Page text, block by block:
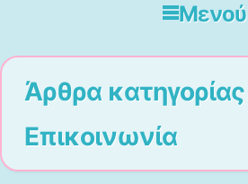
Μενού
Άρθρα κατηγορίας
Επικοινωνία